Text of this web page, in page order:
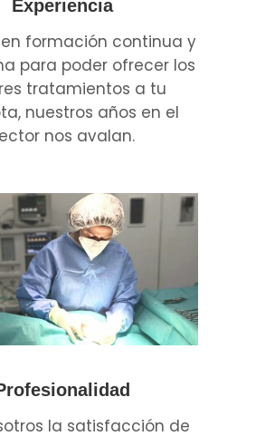
Experiencia
formación continua y
para poder ofrecer los
tratamientos a tu
nuestros años en el
nos avalan.
la satisfacción de